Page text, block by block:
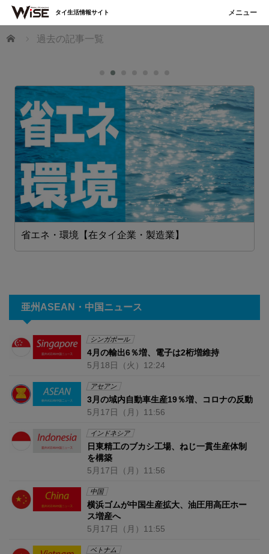
ホーム 過去の記事一覧
省エネ・環境【在タイ企業・製造業】
亜州ASEAN・中国ニュース
シンガポール
4月の輸出6％増、電子は2桁増維持
5月18日 （火） 12:24
アセアン
3月の域内自動車生産19％増、コロナの反動
5月17日 （月） 11:56
インドネシア
日東精工のブカシ工場、ねじ一貫生産体制
を構築
5月17日 （月） 11:56
中国
横浜ゴムが中国生産拡大、油圧用高圧ホー
ス増産へ
5月17日 （月） 11:55
ベトナム
タイ生活情報サイト